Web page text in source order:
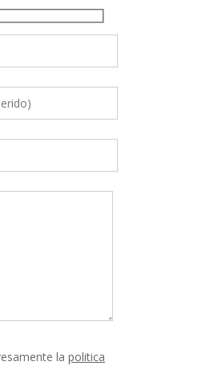
la politica